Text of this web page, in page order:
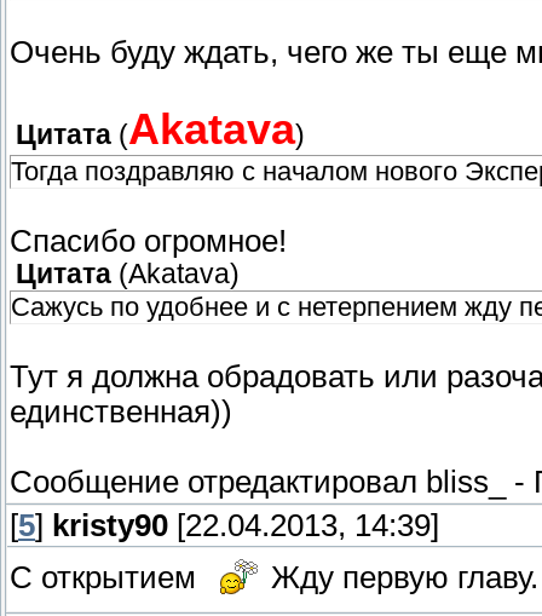
Очень буду ждать, чего же ты еще
Цитата (Akatava)
Тогда поздравляю с началом нового
Спасибо огромное!
Цитата (Akatava)
Сажусь по удобнее и с нетерпением жду
Тут я должна обрадовать или
единственная))
Сообщение отредактировал bliss_ -
[5] kristy90 [22.04.2013, 14:39]
C открытием
Жду первую главу.